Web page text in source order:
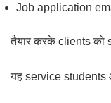
Job application
तैयार करके clients को
यह service students